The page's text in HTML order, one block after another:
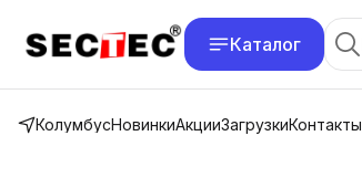
Каталог
КолумбусНовинкиАкцииЗагрузкиКонтакты